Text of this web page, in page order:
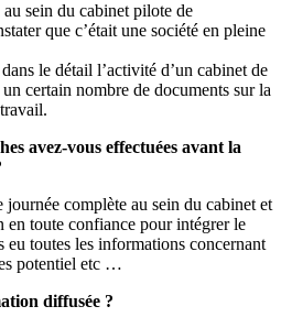
sein du cabinet pilote de
que c’était une société en pleine
le détail l’activité d’un cabinet de
certain nombre de documents sur la
avez-vous effectuées avant la
journée complète au sein du cabinet et
en toute confiance pour intégrer le
toutes les informations concernant
potentiel etc …
diffusée ?